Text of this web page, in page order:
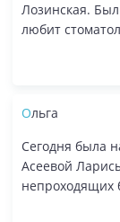
Лозинская.
любит
Ольга
Сегодня была
Асеевой
непроходящих